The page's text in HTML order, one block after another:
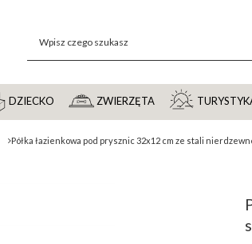
DZIECKO ZWIERZĘTA
Półka łazienkowa pod prysznic 32x12 cm ze stali